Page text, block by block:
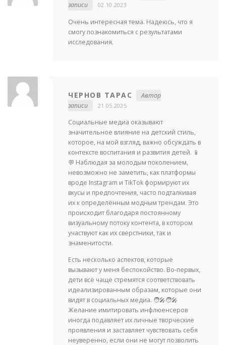
записи
02.10.2023
Очень интересная тема. Надеюсь, что я
смогу познакомиться с результатами
исследования.
ЧЕРНОВ ТАРАС
Автор
записи
21.05.2025
Социальные медиа оказывают
значительное влияние на детский стиль,
которое, на мой взгляд, важно обсуждать в
контексте воспитания и развития детей. 📱
💬 Наблюдая за молодым поколением,
невозможно не заметить, как платформы
вроде Instagram и TikTok формируют их
вкусы и предпочтения, часто подталкивая
их к определённым модным трендам. Это
происходит благодаря постоянному
визуальному потоку контента, в котором
участвуют как их сверстники, так и
знаменитости.
Есть несколько аспектов, которые
вызывают у меня беспокойство. Во-первых,
дети всё чаще стремятся соответствовать
идеализированным образам, которые они
видят в социальных медиа. 🧑‍🎤🧑‍🎤
Желание имитировать инфлюенсеров
иногда подавляет их личные творческие
проявления и заставляет чувствовать себя
неуверенно, если они не могут позволить